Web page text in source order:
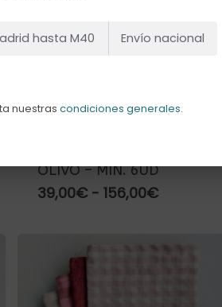
OLIVO – MIN. 6UD
39,00€ - 156,00€Rango
desde
hasta M40 Envío nacional
nuestras condiciones generales.